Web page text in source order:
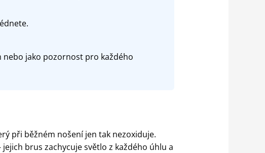
jako pozornost pro každého
při běžném nošení jen tak nezoxiduje.
brus zachycuje světlo z každého úhlu a